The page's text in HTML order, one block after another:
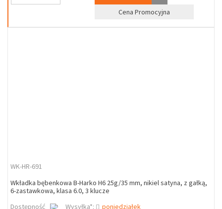
Cena Promocyjna
WK-HR-691
Wkładka bębenkowa B-Harko H6 25g/35 mm, nikiel satyna, z gałką,
6-zastawkowa, klasa 6.0, 3 klucze
Dostępność
Wysyłka*: poniedziałek